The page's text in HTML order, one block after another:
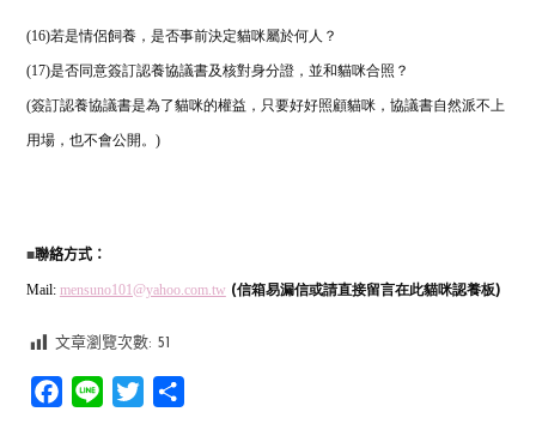
(16)若是情侶飼養，是否事前決定貓咪屬於何人？
(17)是否同意簽訂認養協議書及核對身分證，並和貓咪合照？
(簽訂認養協議書是為了貓咪的權益，只要好好照顧貓咪，協議書自然派不上
用場，也不會公開。)
■聯絡方式：
Mail: mensuno101@yahoo.com.tw (信箱易漏信或請直接留言在此貓咪認養板)
文章瀏覽次數: 51
Facebook
Line Twitter